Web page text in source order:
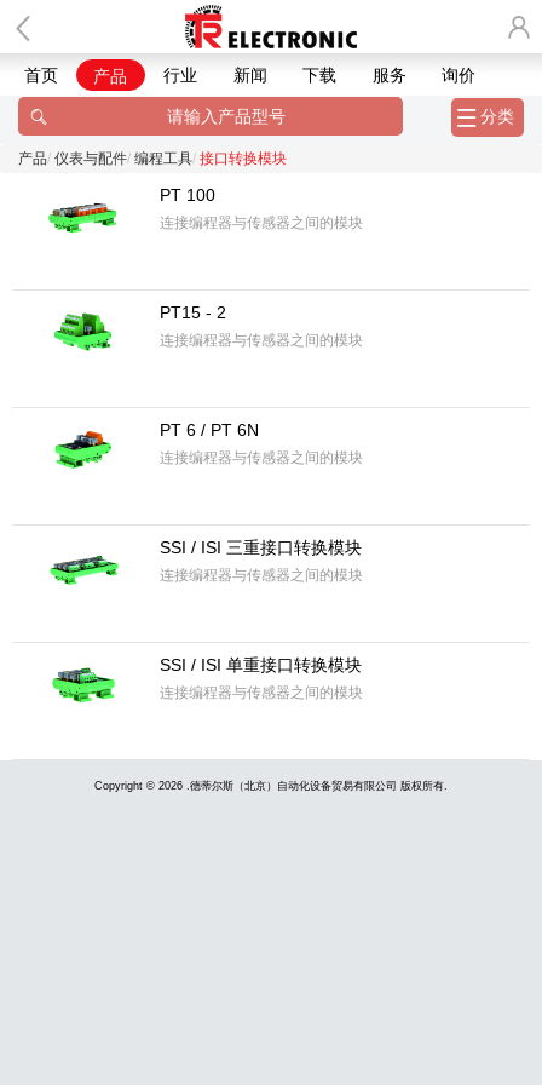
首页 产品 行业 新闻 下载 服务 询价
分类
产品 仪表与配件 编程工具 接口转换模块
PT 100
连接编程器与传感器之间的模块
PT15 - 2
连接编程器与传感器之间的模块
PT 6 / PT 6N
连接编程器与传感器之间的模块
SSI / ISI 三重接口转换模块
连接编程器与传感器之间的模块
SSI / ISI 单重接口转换模块
连接编程器与传感器之间的模块
Copyright © 2026 .德蒂尔斯（北京）自动化设备贸易有限公司 版权所有.